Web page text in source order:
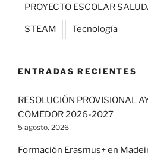
PROYECTO ESCOLAR
STEAM Tecnología
ENTRADAS RECIENTES
RESOLUCIÓN PROVISIONAL
COMEDOR 2026-2027
5 agosto, 2026
Formación Erasmus+ en